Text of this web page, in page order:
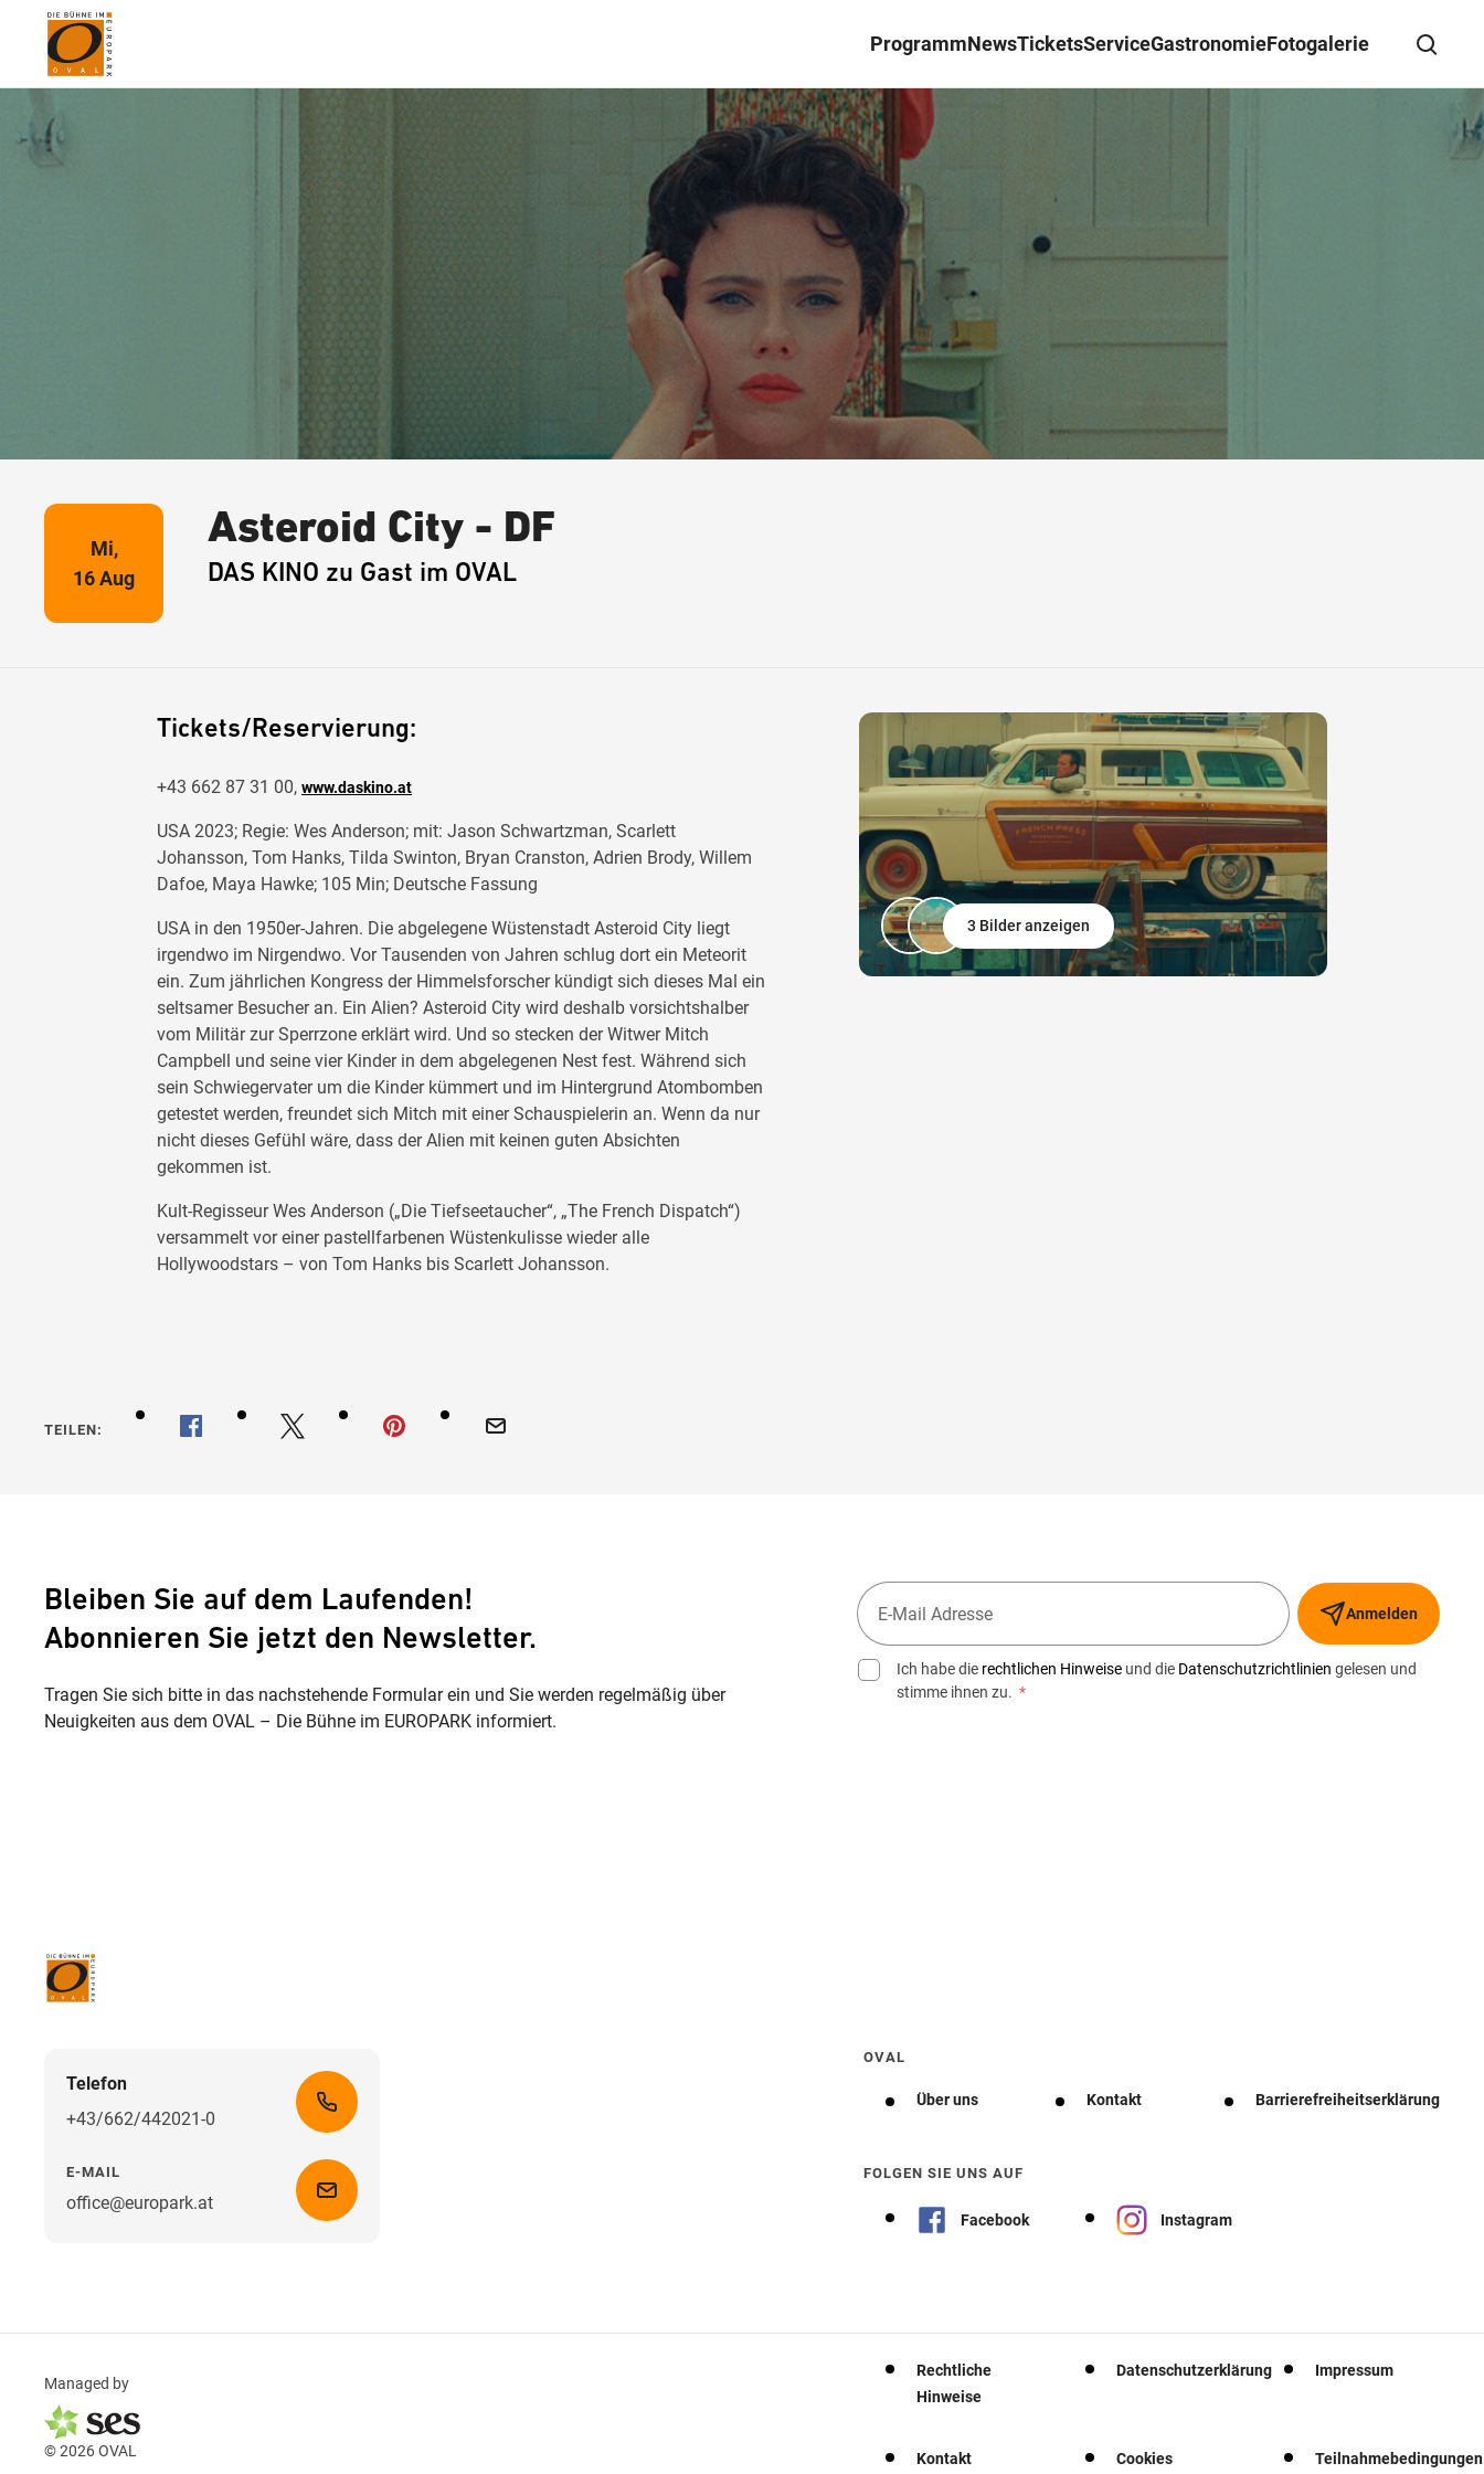
ProgrammNewsTicketsServiceGastronomieFotogalerie
Suche schließen
Mi,
16 Aug
Asteroid City - DF
DAS KINO zu Gast im OVAL
Tickets/Reservierung:
+43 662 87 31 00, www.daskino.at
USA 2023; Regie: Wes Anderson; mit: Jason Schwartzman, Scarlett
Johansson, Tom Hanks, Tilda Swinton, Bryan Cranston, Adrien Brody, Willem
Dafoe, Maya Hawke; 105 Min; Deutsche Fassung
USA in den 1950er-Jahren. Die abgelegene Wüstenstadt Asteroid City liegt
irgendwo im Nirgendwo. Vor Tausenden von Jahren schlug dort ein Meteorit
ein. Zum jährlichen Kongress der Himmelsforscher kündigt sich dieses Mal ein
seltsamer Besucher an. Ein Alien? Asteroid City wird deshalb vorsichtshalber
vom Militär zur Sperrzone erklärt wird. Und so stecken der Witwer Mitch
Campbell und seine vier Kinder in dem abgelegenen Nest fest. Während sich
sein Schwiegervater um die Kinder kümmert und im Hintergrund Atombomben
getestet werden, freundet sich Mitch mit einer Schauspielerin an. Wenn da nur
nicht dieses Gefühl wäre, dass der Alien mit keinen guten Absichten
gekommen ist.
Kult-Regisseur Wes Anderson („Die Tiefseetaucher“, „The French Dispatch“)
versammelt vor einer pastellfarbenen Wüstenkulisse wieder alle
Hollywoodstars – von Tom Hanks bis Scarlett Johansson.
3 Bilder anzeigen
TEILEN:
Bleiben Sie auf dem Laufenden!
Abonnieren Sie jetzt den Newsletter.
Tragen Sie sich bitte in das nachstehende Formular ein und Sie werden regelmäßig über
Neuigkeiten aus dem OVAL – Die Bühne im EUROPARK informiert.
Anmelden
Ich habe die rechtlichen Hinweise und die Datenschutzrichtlinien gelesen und
stimme ihnen zu. *
Telefon
+43/662/442021-0
E-MAIL
office@europark.at
OVAL
Über uns Kontakt Barrierefreiheitserklärung
FOLGEN SIE UNS AUF
Facebook Instagram
Managed by
© 2026 OVAL
Rechtliche
Hinweise
Datenschutzerklärung Impressum
Kontakt Cookies Teilnahmebedingungen